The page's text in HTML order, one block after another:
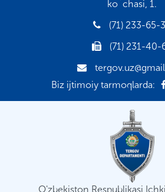
ko`chasi, 1.
(71) 233-65-
(71) 231-40-
Biz ijtimoiy tarmoqlarda:
O'zbekiston Respublikasi